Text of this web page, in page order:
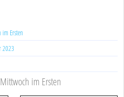
Ersten
2023
im Ersten